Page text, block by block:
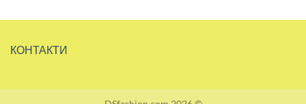
КОНТАКТИ